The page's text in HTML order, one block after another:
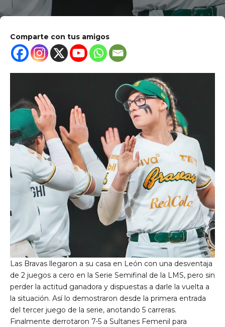
Comparte con tus amigos
Las Bravas llegaron a su casa en León con una desventaja
de 2 juegos a cero en la Serie Semifinal de la LMS, pero sin
perder la actitud ganadora y dispuestas a darle la vuelta a
la situación. Así lo demostraron desde la primera entrada
del tercer juego de la serie, anotando 5 carreras.
Finalmente derrotaron 7-5 a Sultanes Femenil para